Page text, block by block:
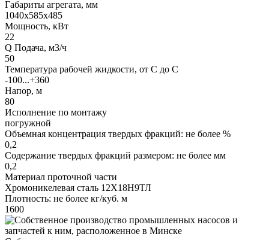
Габариты агрегата, мм
1040х585х485
Мощность, кВт
22
Q Подача, м3/ч
50
Температура рабочей жидкости, от С до С
-100...+360
Напор, м
80
Исполнение по монтажу
погружной
Объемная концентрация твердых фракций: не более %
0,2
Содержание твердых фракций размером: не более мм
0,2
Материал проточной части
Хромоникелевая сталь 12Х18Н9ТЛ
Плотность: не более кг/куб. м
1600